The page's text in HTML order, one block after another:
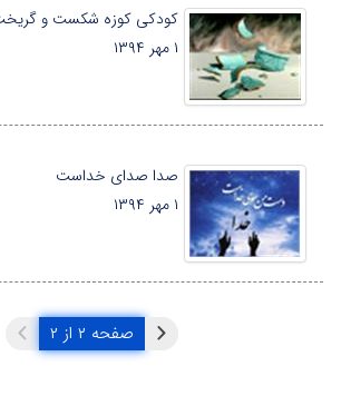
کودکی کوزه شکست و
۱ مهر ۱۳۹۴
صدا صدای خداست
۱ مهر ۱۳۹۴
صفحه ۲ از ۲